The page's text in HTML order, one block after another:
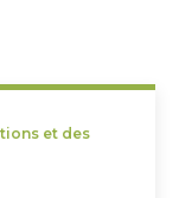
et des